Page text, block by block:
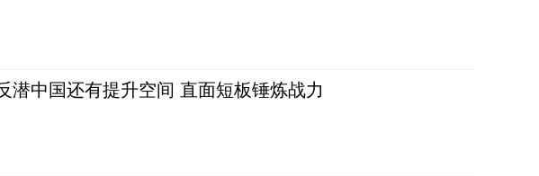
潜中国还有提升空间 直面短板锤炼战力